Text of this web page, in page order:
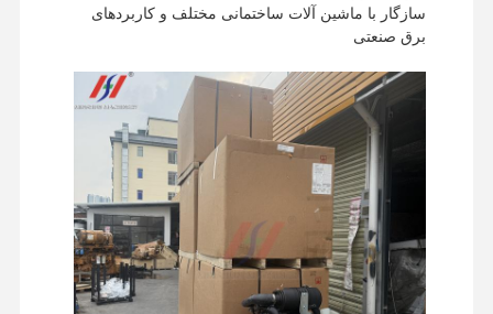
سازگار با ماشین آلات ساختمانی مختلف و کاربردهای
برق صنعتی